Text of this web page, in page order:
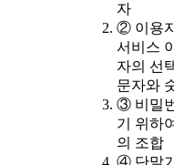
자
② 이용
서비스
자의 선
문자와
③ 비밀
기 위하
의 조합